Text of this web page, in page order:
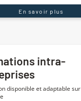
intra-
disponible et adaptable sur
En savoir plus